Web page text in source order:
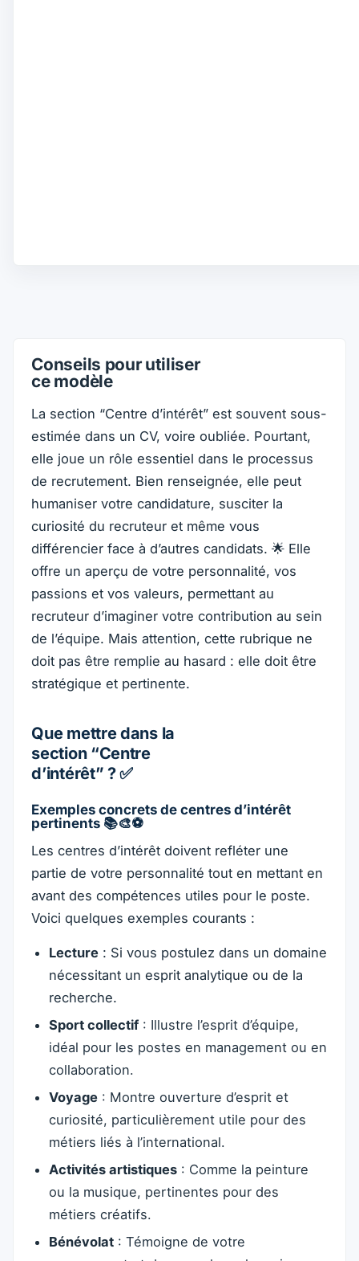
Conseils pour utiliser
ce modèle
La section “Centre d’intérêt” est souvent sous-
estimée dans un CV, voire oubliée. Pourtant,
elle joue un rôle essentiel dans le processus
de recrutement. Bien renseignée, elle peut
humaniser votre candidature, susciter la
curiosité du recruteur et même vous
différencier face à d’autres candidats. 🌟 Elle
offre un aperçu de votre personnalité, vos
passions et vos valeurs, permettant au
recruteur d’imaginer votre contribution au sein
de l’équipe. Mais attention, cette rubrique ne
doit pas être remplie au hasard : elle doit être
stratégique et pertinente.
Que mettre dans la
section “Centre
d’intérêt” ? ✅
Exemples concrets de centres d’intérêt
pertinents 📚🎨⚽
Les centres d’intérêt doivent refléter une
partie de votre personnalité tout en mettant en
avant des compétences utiles pour le poste.
Voici quelques exemples courants :
Lecture: Si vous postulez dans un domaine
nécessitant un esprit analytique ou de la
recherche.
Sport collectif: Illustre l’esprit d’équipe,
idéal pour les postes en management ou en
collaboration.
Voyage: Montre ouverture d’esprit et
curiosité, particulièrement utile pour des
métiers liés à l’international.
Activités artistiques: Comme la peinture
ou la musique, pertinentes pour des
métiers créatifs.
Bénévolat: Témoigne de votre